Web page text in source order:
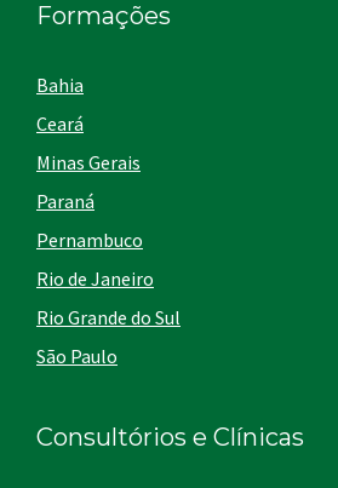
Formações
Bahia
Ceará
Minas Gerais
Paraná
Pernambuco
Rio de Janeiro
Rio Grande do Sul
São Paulo
Consultórios e Clínicas